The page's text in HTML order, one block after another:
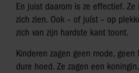
En juist daarom is ze effectief. Ze
zich zien. Ook – of juíst – op
zich van zijn hardste kant toont.
Kinderen zagen geen mode, geen
dure hoed. Ze zagen een